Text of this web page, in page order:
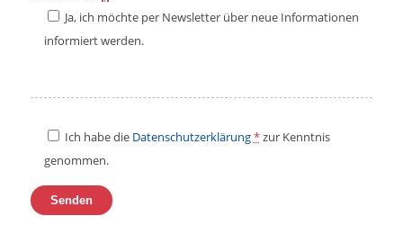
Ja, ich möchte per Newsletter über neue Informationen
informiert werden.
Ich habe die Datenschutzerklärung*zur Kenntnis
genommen.